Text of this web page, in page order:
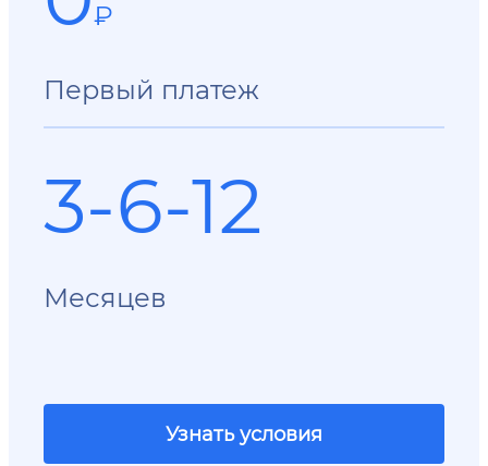
₽
Первый платеж
3-6-12
Месяцев
Узнать условия